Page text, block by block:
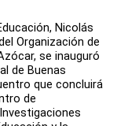
Nicolás
Organización de
se inauguró
de Buenas
que concluirá
de